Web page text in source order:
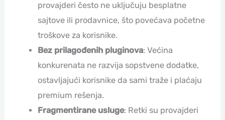
provajderi često ne uključuju besplatne
sajtove ili prodavnice, što povećava početne
troškove za korisnike.
Bez prilagođenih pluginova: Većina
konkurenata ne razvija sopstvene dodatke,
ostavljajući korisnike da sami traže i plaćaju
premium rešenja.
Fragmentirane usluge: Retki su provajderi